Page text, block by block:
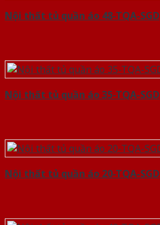
Nội thất tủ quần áo 48-TQA-SGD
Nội thất tủ quần áo 35-TQA-SGD
Nội thất tủ quần áo 20-TQA-SGD